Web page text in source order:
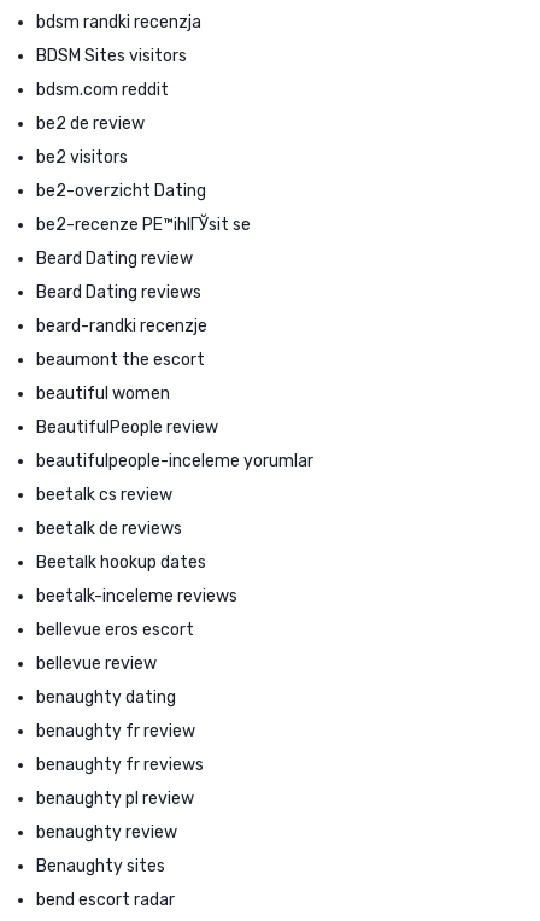
bdsm randki recenzja
BDSM Sites visitors
bdsm.com reddit
be2 de review
be2 visitors
be2-overzicht Dating
be2-recenze PЕ™ihlГЎsit se
Beard Dating review
Beard Dating reviews
beard-randki recenzje
beaumont the escort
beautiful women
BeautifulPeople review
beautifulpeople-inceleme yorumlar
beetalk cs review
beetalk de reviews
Beetalk hookup dates
beetalk-inceleme reviews
bellevue eros escort
bellevue review
benaughty dating
benaughty fr review
benaughty fr reviews
benaughty pl review
benaughty review
Benaughty sites
bend escort radar